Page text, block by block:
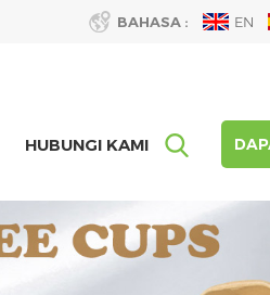
BAHASA : EN
HUBUNGI KAMI